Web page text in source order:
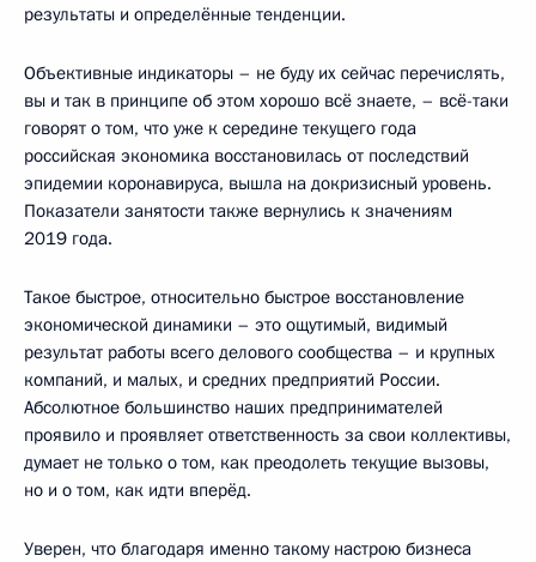
результаты и определённые тенденции.
Объективные индикаторы – не буду их сейчас перечислять,
вы и так в принципе об этом хорошо всё знаете, – всё-таки
говорят о том, что уже к середине текущего года
российская экономика восстановилась от последствий
эпидемии коронавируса, вышла на докризисный уровень.
Показатели занятости также вернулись к значениям
2019 года.
Такое быстрое, относительно быстрое восстановление
экономической динамики – это ощутимый, видимый
результат работы всего делового сообщества – и крупных
компаний, и малых, и средних предприятий России.
Абсолютное большинство наших предпринимателей
проявило и проявляет ответственность за свои коллективы,
думает не только о том, как преодолеть текущие вызовы,
но и о том, как идти вперёд.
Уверен, что благодаря именно такому настрою бизнеса